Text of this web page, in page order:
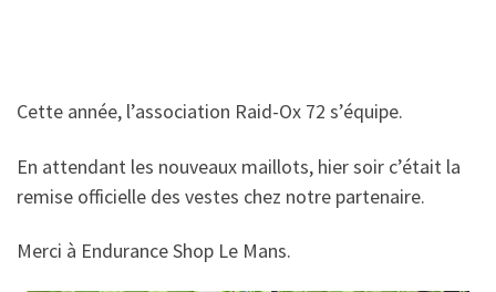
Cette année, l’association Raid-Ox 72 s’équipe.
En attendant les nouveaux maillots, hier soir c’était la
remise officielle des vestes chez notre partenaire.
Merci à Endurance Shop Le Mans.